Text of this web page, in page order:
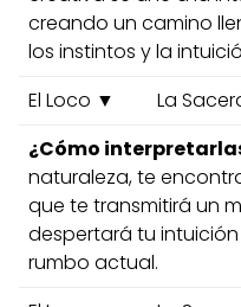
creando un camino
los instintos y la
El Loco ▼
La
¿Cómo
naturaleza, te
que te transmitirá un
despertará tu
rumbo actual.